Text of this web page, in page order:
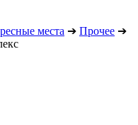
места ➔ Прочее ➔